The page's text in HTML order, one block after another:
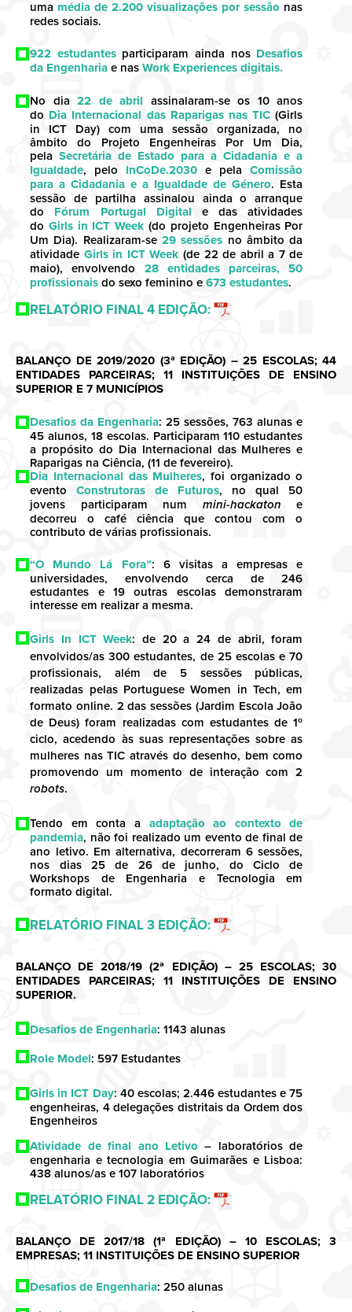
uma média de 2.200 visualizações por sessão nas
redes sociais.
922 estudantes participaram ainda nos Desafios
da Engenhariae nasWork Experiences digitais.
No dia22 de abril assinalaram-se os 10 anos
do Dia Internacional das Raparigas nas TIC (Girls
in ICT Day) com uma sessão organizada, no
âmbito do Projeto Engenheiras Por Um Dia,
pelaSecretária de Estado para a Cidadania e a
Igualdade, pelo InCoDe.2030 e pelaComissão
para a Cidadania e a Igualdade de Género. Esta
sessão de partilha assinalou ainda o arranque
do Fórum Portugal Digital e das atividades
do Girls in ICT Week (do projeto Engenheiras Por
Um Dia). Realizaram-se29 sessões no âmbito da
atividade Girls in ICT Week (de 22 de abril a 7 de
maio), envolvendo 28 entidades parceiras, 50
profissionaisdo sexo feminino e673 estudantes.
RELATÓRIO FINAL 4 EDIÇÃO:
BALANÇO DE 2019/2020 (3ª EDIÇÃO) – 25 ESCOLAS; 44
ENTIDADES PARCEIRAS; 11 INSTITUIÇÕES DE ENSINO
SUPERIOR E 7 MUNICÍPIOS
Desafios da Engenharia: 25 sessões, 763 alunas e
45 alunos, 18 escolas. Participaram 110 estudantes
a propósito do Dia Internacional das Mulheres e
Raparigas na Ciência, (11 de fevereiro).
Dia Internacional das Mulheres, foi organizado o
eventoConstrutoras de Futuros, no qual 50
jovens participaram num mini-hackaton e
decorreu o café ciência que contou com o
contributo de várias profissionais.
“O Mundo Lá Fora”: 6 visitas a empresas e
universidades, envolvendo cerca de 246
estudantes e 19 outras escolas demonstraram
interesse em realizar a mesma.
Girls In ICT Week: de 20 a 24 de abril, foram
envolvidos/as 300 estudantes, de 25 escolas e 70
profissionais, além de 5 sessões públicas,
realizadas pelas Portuguese Women in Tech, em
formato online. 2 das sessões (Jardim Escola João
de Deus) foram realizadas com estudantes de 1º
ciclo, acedendo às suas representações sobre as
mulheres nas TIC através do desenho, bem como
promovendo um momento de interação com 2
robots.
Tendo em conta a adaptação ao contexto de
pandemia, não foi realizado um evento de final de
ano letivo. Em alternativa, decorreram 6 sessões,
nos dias 25 de 26 de junho, do Ciclo de
Workshops de Engenharia e Tecnologia em
formato digital.
RELATÓRIO FINAL 3 EDIÇÃO:
BALANÇO DE 2018/19 (2ª EDIÇÃO) – 25 ESCOLAS; 30
ENTIDADES PARCEIRAS; 11 INSTITUIÇÕES DE ENSINO
SUPERIOR.
Desafios de Engenharia: 1143 alunas
Role Model: 597 Estudantes
Girls in ICT Day: 40 escolas; 2.446 estudantes e 75
engenheiras, 4 delegações distritais da Ordem dos
Engenheiros
Atividade de final ano Letivo – laboratórios de
engenharia e tecnologia em Guimarães e Lisboa:
438 alunos/as e 107 laboratórios
RELATÓRIO FINAL 2 EDIÇÃO:
BALANÇO DE 2017/18 (1ª EDIÇÃO) – 10 ESCOLAS; 3
EMPRESAS; 11 INSTITUIÇÕES DE ENSINO SUPERIOR
Desafios de Engenharia: 250 alunas